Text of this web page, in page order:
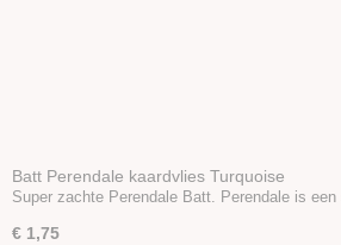
Batt Perendale kaardvlies Turquoise
Super zachte Perendale Batt. Perendale is een
€ 1,75